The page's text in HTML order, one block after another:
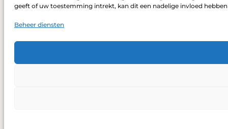
geeft of uw toestemming intrekt, kan dit een nadelige invloed
Beheer diensten